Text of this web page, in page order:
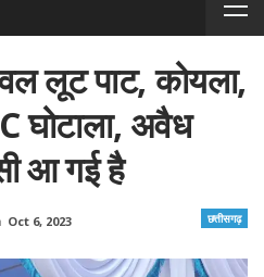
लूट पाट, कोयला,
घोटाला, अवैध
आ गई है
छत्तीसगढ़
Oct 6, 2023